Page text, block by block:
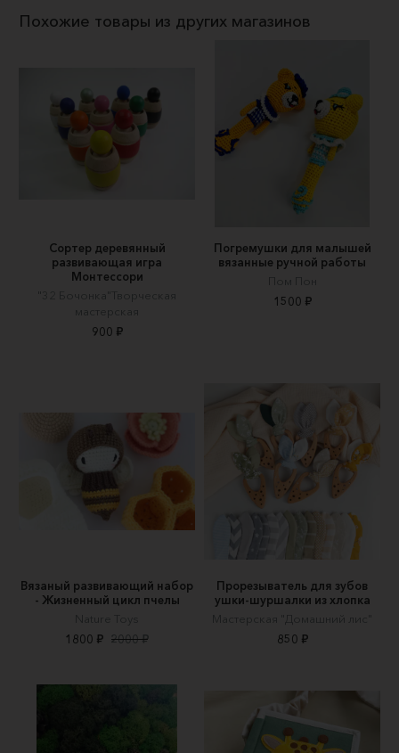
Похожие товары из других магазинов
Сортер деревянный
развивающая игра
Монтессори
"32 Бочонка"Творческая
мастерская
900 ₽
Погремушки для малышей
вязанные ручной работы
Пом Пон
1500 ₽
Вязаный развивающий набор
- Жизненный цикл пчелы
Nature Toys
1800 ₽ 2000 ₽
Прорезыватель для зубов
ушки-шуршалки из хлопка
Мастерская "Домашний лис"
850 ₽